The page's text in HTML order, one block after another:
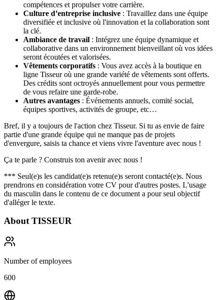
compétences et propulser votre carrière.
Culture d’entreprise inclusive : Travaillez dans une équipe
diversifiée et inclusive où l'innovation et la collaboration sont
la clé.
Ambiance de travail : Intégrez une équipe dynamique et
collaborative dans un environnement bienveillant où vos idées
seront écoutées et valorisées.
Vêtements corporatifs : Vous avez accès à la boutique en
ligne Tisseur où une grande variété de vêtements sont offerts.
Des crédits sont octroyés annuellement pour vous permettre
de vous refaire une garde-robe.
Autres avantages : Événements annuels, comité social,
équipes sportives, activités de groupe, etc…
Bref, il y a toujours de l'action chez Tisseur. Si tu as envie de faire
partie d'une grande équipe qui ne manque pas de projets
d'envergure, saisis ta chance et viens vivre l'aventure avec nous !
Ça te parle ? Construis ton avenir avec nous !
*** Seul(e)s les candidat(e)s retenu(e)s seront contacté(e)s. Nous
prendrons en considération votre CV pour d'autres postes. L'usage
du masculin dans le contenu de ce document a pour seul objectif
d'alléger le texte.
About TISSEUR
Number of employees
600